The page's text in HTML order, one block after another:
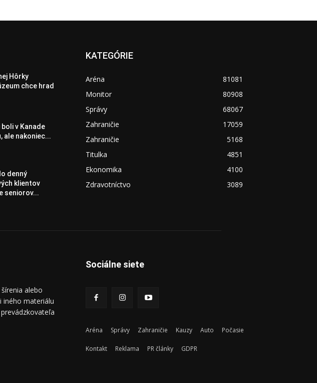
Hôrky
chce hrad
v Kanade
ale nakoniec...
denný
klientov
seniorov...
KATEGÓRIE
Aréna
81081
Monitor
80908
Správy
68067
Zahraničie
17059
Zahraničie
5168
Titulka
4851
Ekonomika
4100
Zdravotníctvo
3089
alebo
iného materiálu
Sociálne siete
Aréna Správy Zahraničie Kauzy Auto Počasie
Kontakt Reklama PR články GDPR